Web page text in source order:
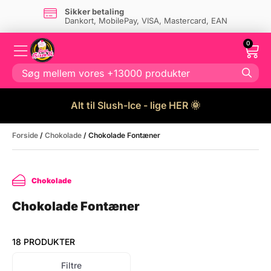
Sikker betaling
Dankort, MobilePay, VISA, Mastercard, EAN
0
Alt til Slush-Ice - lige HER 🌞
Forside / Chokolade / Chokolade Fontæner
Chokolade
Chokolade Fontæner
18 PRODUKTER
Filtre